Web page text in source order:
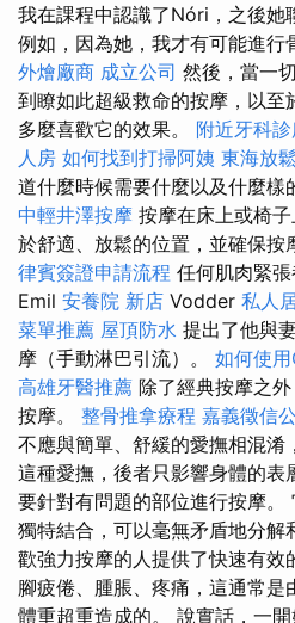
我在課程中認識了Nóri，之後她
例如，因為她，我才有可能進行
外燴廠商 成立公司 然後，當一
到瞭如此超級救命的按摩，以至
多麼喜歡它的效果。 附近牙科
人房 如何找到打掃阿姨 東海放
道什麼時候需要什麼以及什麼樣
中輕井澤按摩 按摩在床上或椅
於舒適、放鬆的位置，並確保按
律賓簽證申請流程 任何肌肉緊張
Emil 安養院 新店 Vodder 私人
菜單推薦 屋頂防水 提出了他與
摩（手動淋巴引流）。 如何使
高雄牙醫推薦 除了經典按摩之
按摩。 整骨推拿療程 嘉義徵信
不應與簡單、舒緩的愛撫相混淆
這種愛撫，後者只影響身體的表
要針對有問題的部位進行按摩。
獨特結合，可以毫無矛盾地分解
歡強力按摩的人提供了快速有效
腳疲倦、腫脹、疼痛，這通常是
體重超重造成的。 說實話，一